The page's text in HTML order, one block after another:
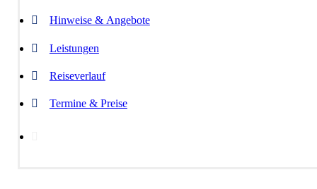
Hinweise & Angebote
Leistungen
Reiseverlauf
Termine & Preise